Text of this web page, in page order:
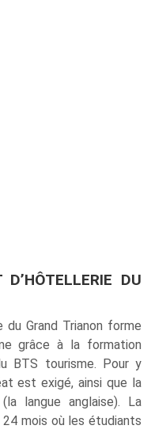
DU
du Grand Trianon forme
grâce à la formation
BTS tourisme. Pour y
est exigé, ainsi que la
langue anglaise). La
mois où les étudiants